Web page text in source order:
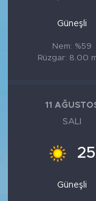
Güneşli
Nem: %59
Rüzgar: 8.00
11
SALI
25
Güneşli